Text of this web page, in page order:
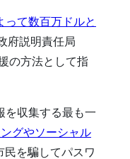
って数百万ドルと
府説明責任局
の方法として指
を収集する最も一
グやソーシャル
民を騙してパスワ